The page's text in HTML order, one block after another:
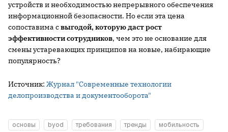
устройств и необходимостью непрерывного обеспечения
информационной безопасности. Но если эта цена
сопоставима свыгодой, которую даст рост
эффективности сотрудников, чем это не основание для
смены устаревающих принципов на новые, набирающие
популярность?
Источник: Журнал "Современные технологии
делопроизводства и документооборота"
основы byod требования тренды мобильность